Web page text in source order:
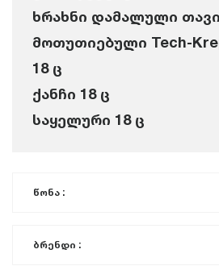
ხრახნი დამალული
მოთუთიებული Tech-
18 ც
ქანჩი 18 ც
საყელური 18 ც
წონა :
ბრენდი :